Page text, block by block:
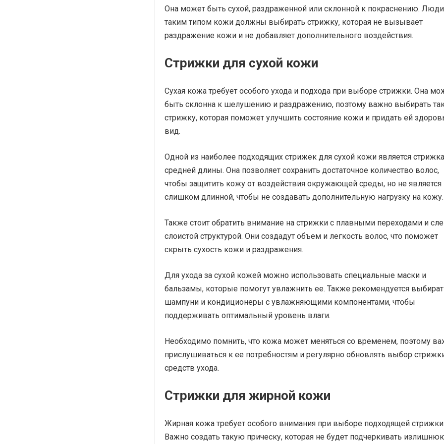
Она может быть сухой, раздраженной или склонной к покраснению.
таким типом кожи должны выбирать стрижку, которая не вызывает
раздражение кожи и не добавляет дополнительного воздействия.
Стрижки для сухой кожи
Сухая кожа требует особого ухода и подхода при выборе стрижки. Она
быть склонна к шелушению и раздражению, поэтому важно выбирать
стрижку, которая поможет улучшить состояние кожи и придать ей
вид.
Одной из наиболее подходящих стрижек для сухой кожи является стрижка
средней длины. Она позволяет сохранить достаточное количество волос,
чтобы защитить кожу от воздействия окружающей среды, но не является
слишком длинной, чтобы не создавать дополнительную нагрузку на кожу.
Также стоит обратить внимание на стрижки с плавными переходами и
слоистой структурой. Они создадут объем и легкость волос, что поможет
скрыть сухость кожи и раздражения.
Для ухода за сухой кожей можно использовать специальные маски и
бальзамы, которые помогут увлажнить ее. Также рекомендуется
шампуни и кондиционеры с увлажняющими компонентами, чтобы
поддерживать оптимальный уровень влаги.
Необходимо помнить, что кожа может меняться со временем, поэтому
прислушиваться к ее потребностям и регулярно обновлять выбор
средств ухода.
Стрижки для жирной кожи
Жирная кожа требует особого внимания при выборе подходящей стрижки.
Важно создать такую прическу, которая не будет подчеркивать